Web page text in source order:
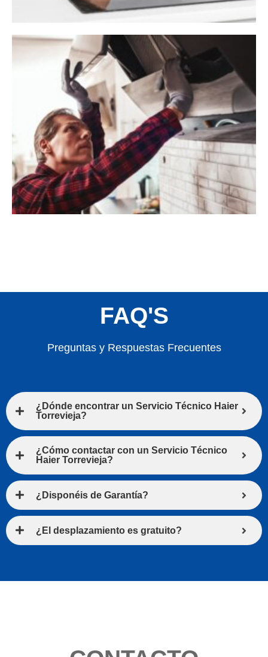
FAQ'S
Preguntas y Respuestas Frecuentes
¿Dónde encontrar un Servicio Técnico Haier
Torrevieja?
¿Cómo contactar con un Servicio Técnico
Haier Torrevieja?
¿Disponéis de Garantía?
¿El desplazamiento es gratuito?